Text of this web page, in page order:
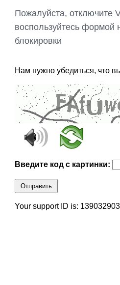
Пожалуйста, отключите
воспользуйтесь формой
блокировки
Нам нужно убедиться, что
Введите код с картинки:
Отправить
Your support ID is: